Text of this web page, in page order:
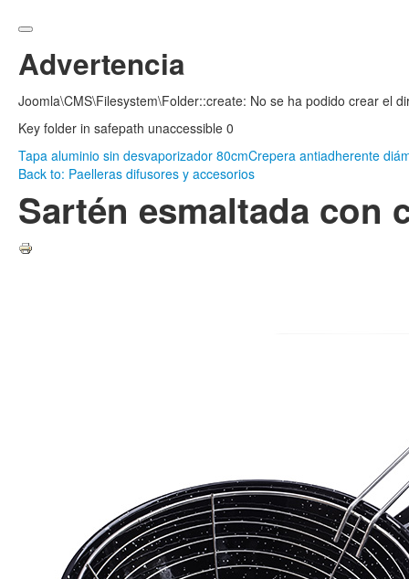
Advertencia
Joomla\CMS\Filesystem\Folder::create: No se ha podido crear el
Key folder in safepath unaccessible 0
Tapa aluminio sin desvaporizador 80cmCrepera antiadherente
Back to: Paelleras difusores y accesorios
Sartén esmaltada con